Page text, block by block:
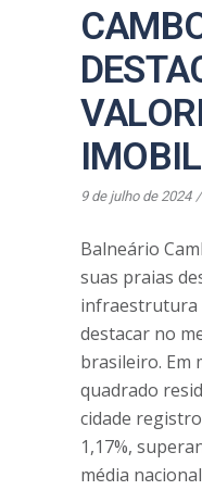
9 de julho de 2024
Balneário
suas praias
infraestrutura
destacar no
brasileiro. Em
quadrado
cidade
1,17%,
média